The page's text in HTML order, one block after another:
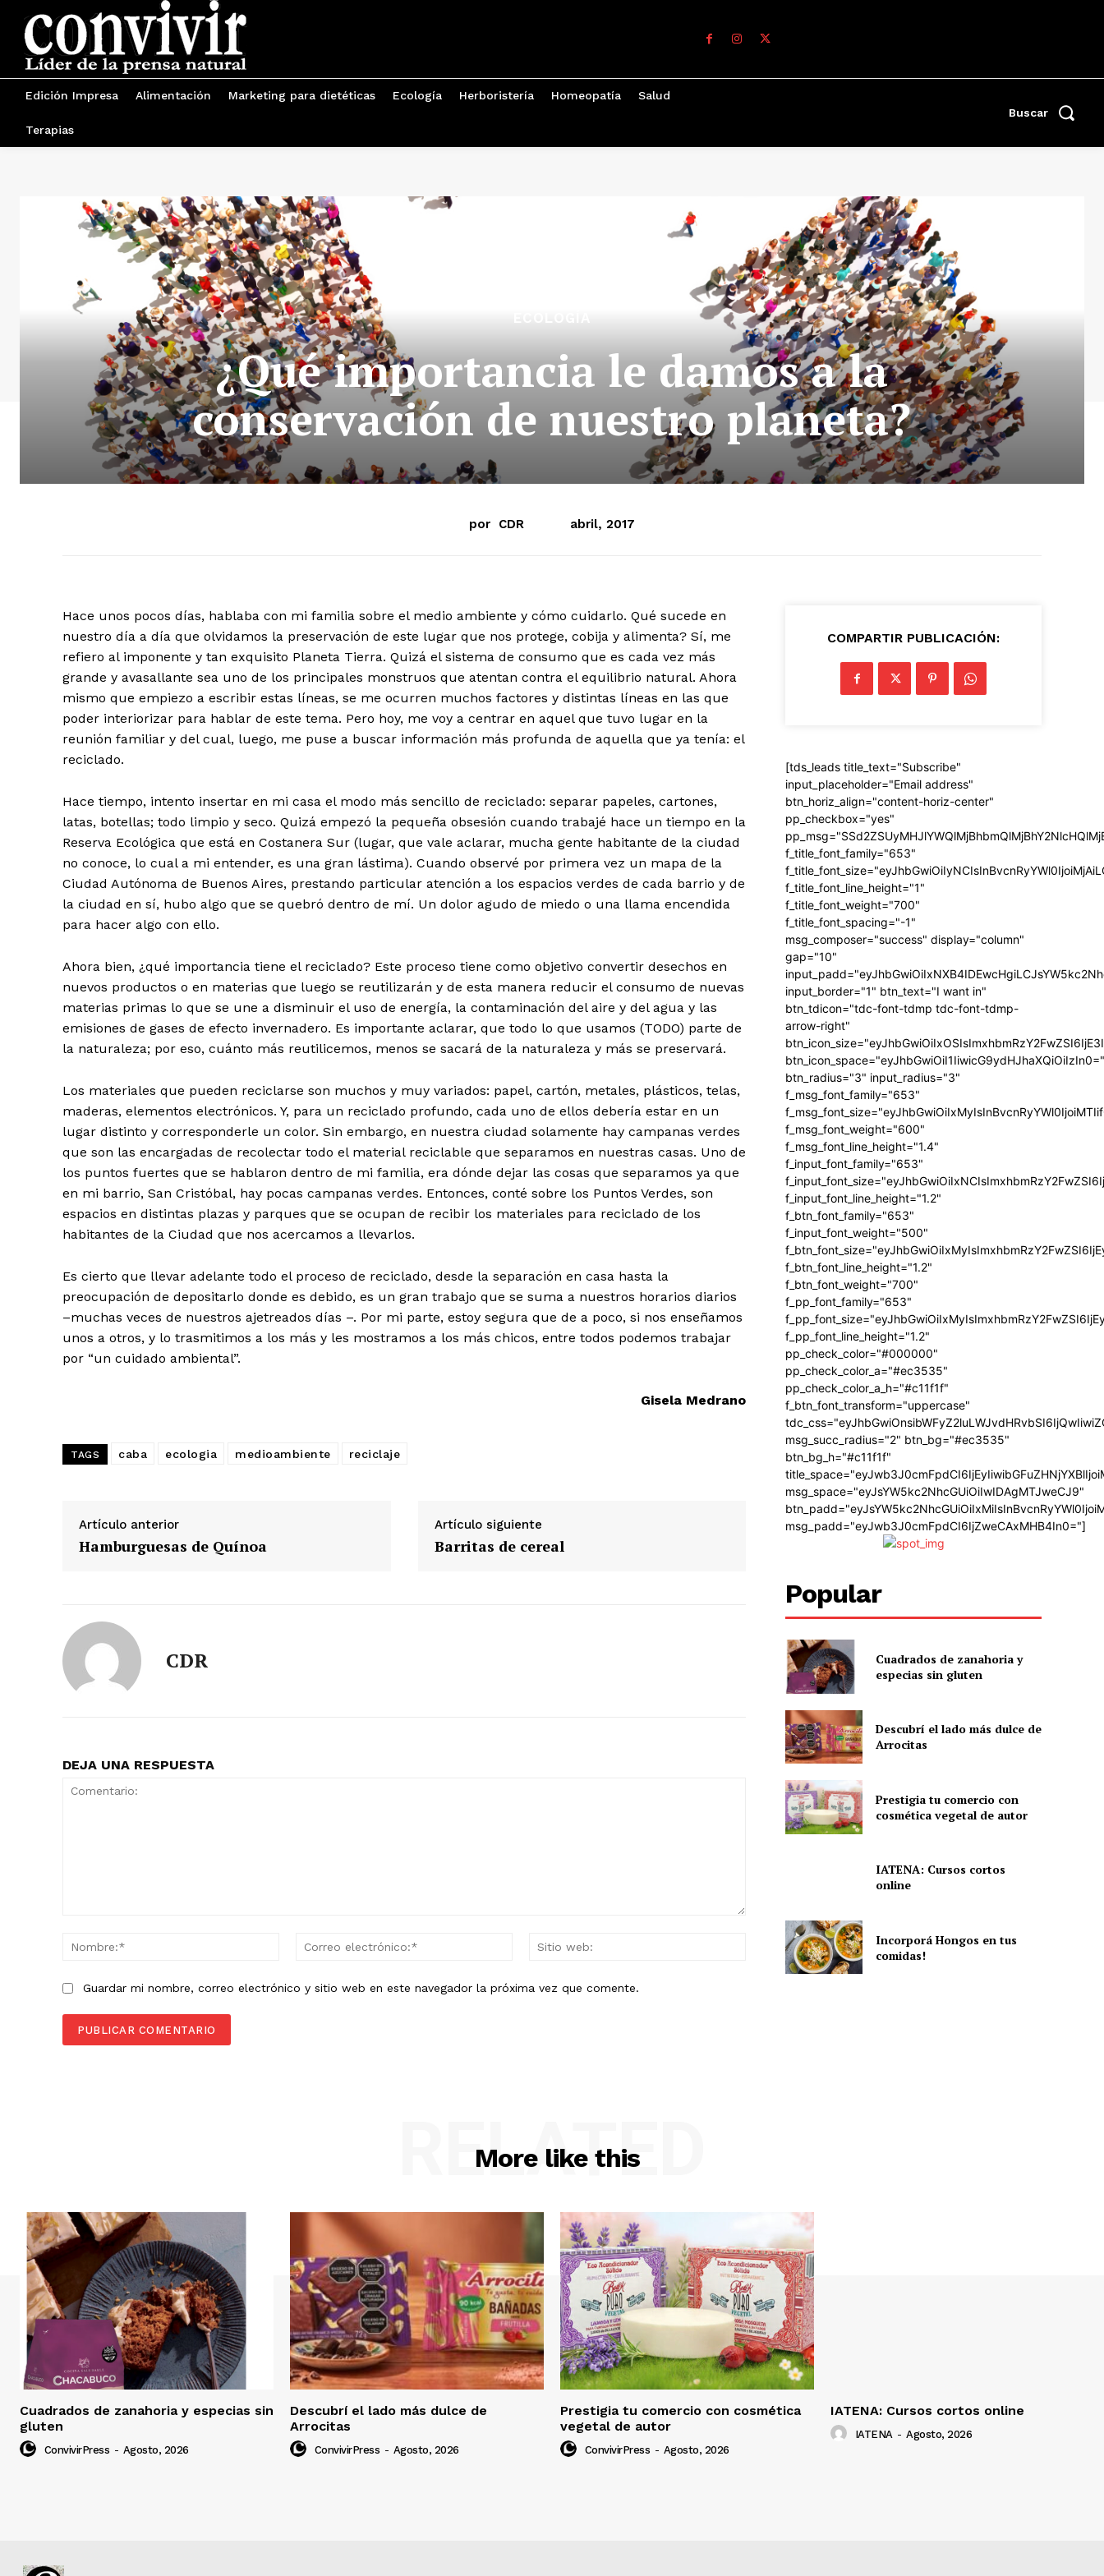
Edición Impresa Alimentación Marketing para dietéticas Ecología Herboristería Homeopatía Salud
Terapias
Buscar
¿Qué importancia le damos a la
conservación de nuestro planeta?
por CDR abril, 2017
Hace unos pocos días, hablaba con mi familia sobre el medio ambiente y cómo cuidarlo. Qué sucede en
nuestro día a día que olvidamos la preservación de este lugar que nos protege, cobija y alimenta? Sí, me
refiero al imponente y tan exquisito Planeta Tierra. Quizá el sistema de consumo que es cada vez más
grande y avasallante sea uno de los principales monstruos que atentan contra el equilibrio natural. Ahora
mismo que empiezo a escribir estas líneas, se me ocurren muchos factores y distintas líneas en las que
poder interiorizar para hablar de este tema. Pero hoy, me voy a centrar en aquel que tuvo lugar en la
reunión familiar y del cual, luego, me puse a buscar información más profunda de aquella que ya tenía: el
reciclado.
Hace tiempo, intento insertar en mi casa el modo más sencillo de reciclado: separar papeles, cartones,
latas, botellas; todo limpio y seco. Quizá empezó la pequeña obsesión cuando trabajé hace un tiempo en la
Reserva Ecológica que está en Costanera Sur (lugar, que vale aclarar, mucha gente habitante de la ciudad
no conoce, lo cual a mi entender, es una gran lástima). Cuando observé por primera vez un mapa de la
Ciudad Autónoma de Buenos Aires, prestando particular atención a los espacios verdes de cada barrio y de
la ciudad en sí, hubo algo que se quebró dentro de mí. Un dolor agudo de miedo o una llama encendida
para hacer algo con ello.
Ahora bien, ¿qué importancia tiene el reciclado? Este proceso tiene como objetivo convertir desechos en
nuevos productos o en materias que luego se reutilizarán y de esta manera reducir el consumo de nuevas
materias primas lo que se une a disminuir el uso de energía, la contaminación del aire y del agua y las
emisiones de gases de efecto invernadero. Es importante aclarar, que todo lo que usamos (TODO) parte de
la naturaleza; por eso, cuánto más reutilicemos, menos se sacará de la naturaleza y más se preservará.
Los materiales que pueden reciclarse son muchos y muy variados: papel, cartón, metales, plásticos, telas,
maderas, elementos electrónicos. Y, para un reciclado profundo, cada uno de ellos debería estar en un
lugar distinto y corresponderle un color. Sin embargo, en nuestra ciudad solamente hay campanas verdes
que son las encargadas de recolectar todo el material reciclable que separamos en nuestras casas. Uno de
los puntos fuertes que se hablaron dentro de mi familia, era dónde dejar las cosas que separamos ya que
en mi barrio, San Cristóbal, hay pocas campanas verdes. Entonces, conté sobre los Puntos Verdes, son
espacios en distintas plazas y parques que se ocupan de recibir los materiales para reciclado de los
habitantes de la Ciudad que nos acercamos a llevarlos.
Es cierto que llevar adelante todo el proceso de reciclado, desde la separación en casa hasta la
preocupación de depositarlo donde es debido, es un gran trabajo que se suma a nuestros horarios diarios
–muchas veces de nuestros ajetreados días –. Por mi parte, estoy segura que de a poco, si nos enseñamos
unos a otros, y lo trasmitimos a los más y les mostramos a los más chicos, entre todos podemos trabajar
por “un cuidado ambiental”.
Gisela Medrano
TAGS caba ecologia medioambiente reciclaje
Artículo anterior
Hamburguesas de Quínoa
Artículo siguiente
Barritas de cereal
CDR
DEJA UNA RESPUESTA
Nombre:*
Correo
Guardar mi nombre, correo electrónico y sitio web en este navegador la próxima vez que comente.
COMPARTIR PUBLICACIÓN:
[tds_leads title_text="Subscribe"
input_placeholder="Email address"
btn_horiz_align="content-horiz-center"
pp_checkbox="yes"
f_title_font_family="653"
f_title_font_line_height="1"
f_title_font_weight="700"
f_title_font_spacing="-1"
msg_composer="success" display="column"
gap="10"
input_border="1" btn_text="I want in"
btn_tdicon="tdc-font-tdmp tdc-font-tdmp-
arrow-right"
btn_radius="3" input_radius="3"
f_msg_font_family="653"
f_msg_font_weight="600"
f_msg_font_line_height="1.4"
f_input_font_family="653"
f_input_font_line_height="1.2"
f_btn_font_family="653"
f_input_font_weight="500"
f_btn_font_line_height="1.2"
f_btn_font_weight="700"
f_pp_font_family="653"
f_pp_font_line_height="1.2"
pp_check_color="#000000"
pp_check_color_a="#ec3535"
pp_check_color_a_h="#c11f1f"
f_btn_font_transform="uppercase"
msg_succ_radius="2" btn_bg="#ec3535"
btn_bg_h="#c11f1f"
msg_space="eyJsYW5kc2NhcGUiOiIwIDAgMTJweCJ9"
msg_padd="eyJwb3J0cmFpdCI6IjZweCAxMHB4In0="]
Popular
Cuadrados de zanahoria y
especias sin gluten
Descubrí el lado más dulce de
Arrocitas
Prestigia tu comercio con
cosmética vegetal de autor
IATENA: Cursos cortos
online
Incorporá Hongos en tus
comidas!
More like this
RELATED
Cuadrados de zanahoria y especias sin
gluten
ConvivirPress - Agosto, 2026
Descubrí el lado más dulce de
Arrocitas
ConvivirPress - Agosto, 2026
Prestigia tu comercio con cosmética
vegetal de autor
ConvivirPress - Agosto, 2026
IATENA: Cursos cortos online
IATENA - Agosto, 2026